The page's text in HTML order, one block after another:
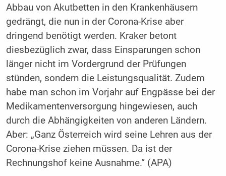
Abbau von Akutbetten in den Krankenhäusern
gedrängt, die nun in der Corona-Krise aber
dringend benötigt werden. Kraker betont
diesbezüglich zwar, dass Einsparungen schon
länger nicht im Vordergrund der Prüfungen
stünden, sondern die Leistungsqualität. Zudem
habe man schon im Vorjahr auf Engpässe bei der
Medikamentenversorgung hingewiesen, auch
durch die Abhängigkeiten von anderen Ländern.
Aber: „Ganz Österreich wird seine Lehren aus der
Corona-Krise ziehen müssen. Da ist der
Rechnungshof keine Ausnahme.“ (APA)